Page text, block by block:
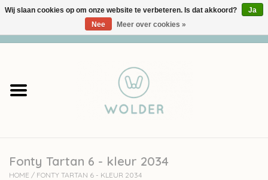
Garens
Accessoires
Fonty Tartan 6 - kleur 2034
HOME / FONTY TARTAN 6 - KLEUR 2034
Wij slaan cookies op om onze website te verbeteren. Is dat akkoord?
Ja
Nee
Meer over cookies »